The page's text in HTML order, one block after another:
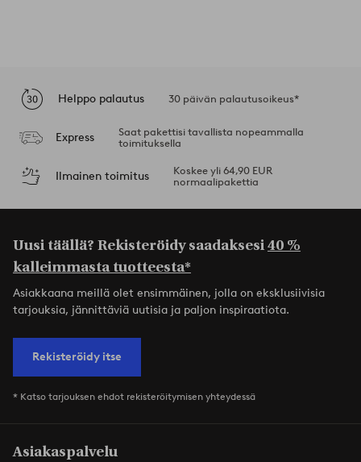
Helppo palautus 30 päivän palautusoikeus*
Express
Saat pakettisi tavallista nopeammalla
toimituksella
Ilmainen toimitus
Koskee yli 64,90 EUR
normaalipakettia
Uusi täällä? Rekisteröidy saadaksesi40 %
kalleimmasta tuotteesta*
Asiakkaana meillä olet ensimmäinen, jolla on eksklusiivisia
tarjouksia, jännittäviä uutisia ja paljon inspiraatiota.
Rekisteröidy itse
* Katso tarjouksen ehdot rekisteröitymisen yhteydessä
Asiakaspalvelu